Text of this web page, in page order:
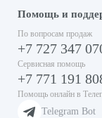
Помощь и
По вопросам продаж
+7 727 347
Сервисная помощь
+7 771 191
Помощь онлайн в
Telegram Bot